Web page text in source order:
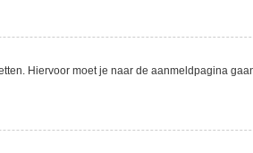
Hiervoor moet je naar de aanmeldpagina